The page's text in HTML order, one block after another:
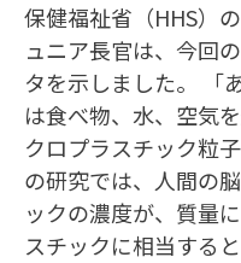
保健福祉省（HHS）
ュニア長官は、今回
タを示しました。 「
は食べ物、水、空気
クロプラスチック粒
の研究では、人間の
ックの濃度が、質量
スチックに相当する